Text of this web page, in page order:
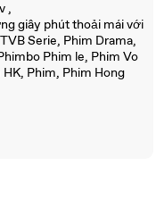
,
giây phút thoải mái với
Serie, Phim Drama,
Phim le, Phim Vo
Phim, Phim Hong